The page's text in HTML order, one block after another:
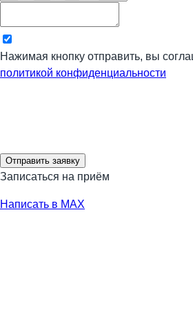
Нажимая кнопку отправить, вы
политикой конфиденциальности
Отправить заявку
Записаться на приём
Написать в MAX